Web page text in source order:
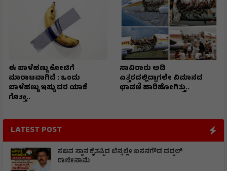
ಈ ಬಾಳೆಹಣ್ಣು ಕೋಟಿಗೆ
ಮಾರಾಟವಾಗಿದೆ : ಒಂದು
ಬಾಳೆಹಣ್ಣು ಇಷ್ಟು ದರ ಯಾಕೆ
ಗೊತ್ತಾ..
ಸಾವಿರಾರು ಅಡಿ
ಎತ್ತರದಲ್ಲಿದ್ದಾಗಲೇ ವಿಮಾನದ
ಛಾವಣಿ ಹಾರಿಹೋಗಿತ್ತು..
LATEST POST
ಸಚಿವ ಸ್ಥಾನ ಕೈತಪ್ಪಿದ ಬೆನ್ನಲ್ಲೇ ಬಸನಗೌಡ ದದ್ದಲ್
ರಾಜೀನಾಮೆ